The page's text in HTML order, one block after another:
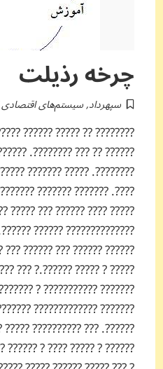
چرخه رذیلت
سپهرداد,سیستم‌های اقتصادی
????? ???? ????? ???????
???????? ???????????? ??
?????????? ?????? ?? ??????
???????? ???? ? ?? ?? ??
??? ????? ?????. ?? ??????
??????. ?????????? ???????.
??? ? ?? ???? ????? ????????
??? ??????? ??? ?? ?? ????
? ???????????? ?? ???? ????.
??????? ?? ???????? ?? ???
????????? ? ?? ???? ????
???? ?????. ??????????????.